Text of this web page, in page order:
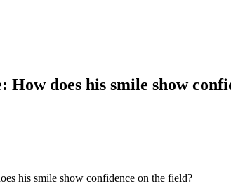
does his smile show
his smile show confidence on the field?